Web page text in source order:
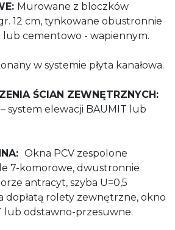
Murowane z bloczków
12 cm, tynkowane obustronnie
cementowo - wapiennym.
w systemie płyta kanałowa.
ŚCIAN ZEWNĘTRZNYCH:
system elewacji BAUMIT lub
Okna PCV zespolone
7-komorowe, dwustronnie
antracyt, szyba U=0,5
dopłatą rolety zewnętrzne, okno
lub odstawno-przesuwne.